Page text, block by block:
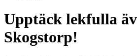
Upptäck lekfulla
Skogstorp!